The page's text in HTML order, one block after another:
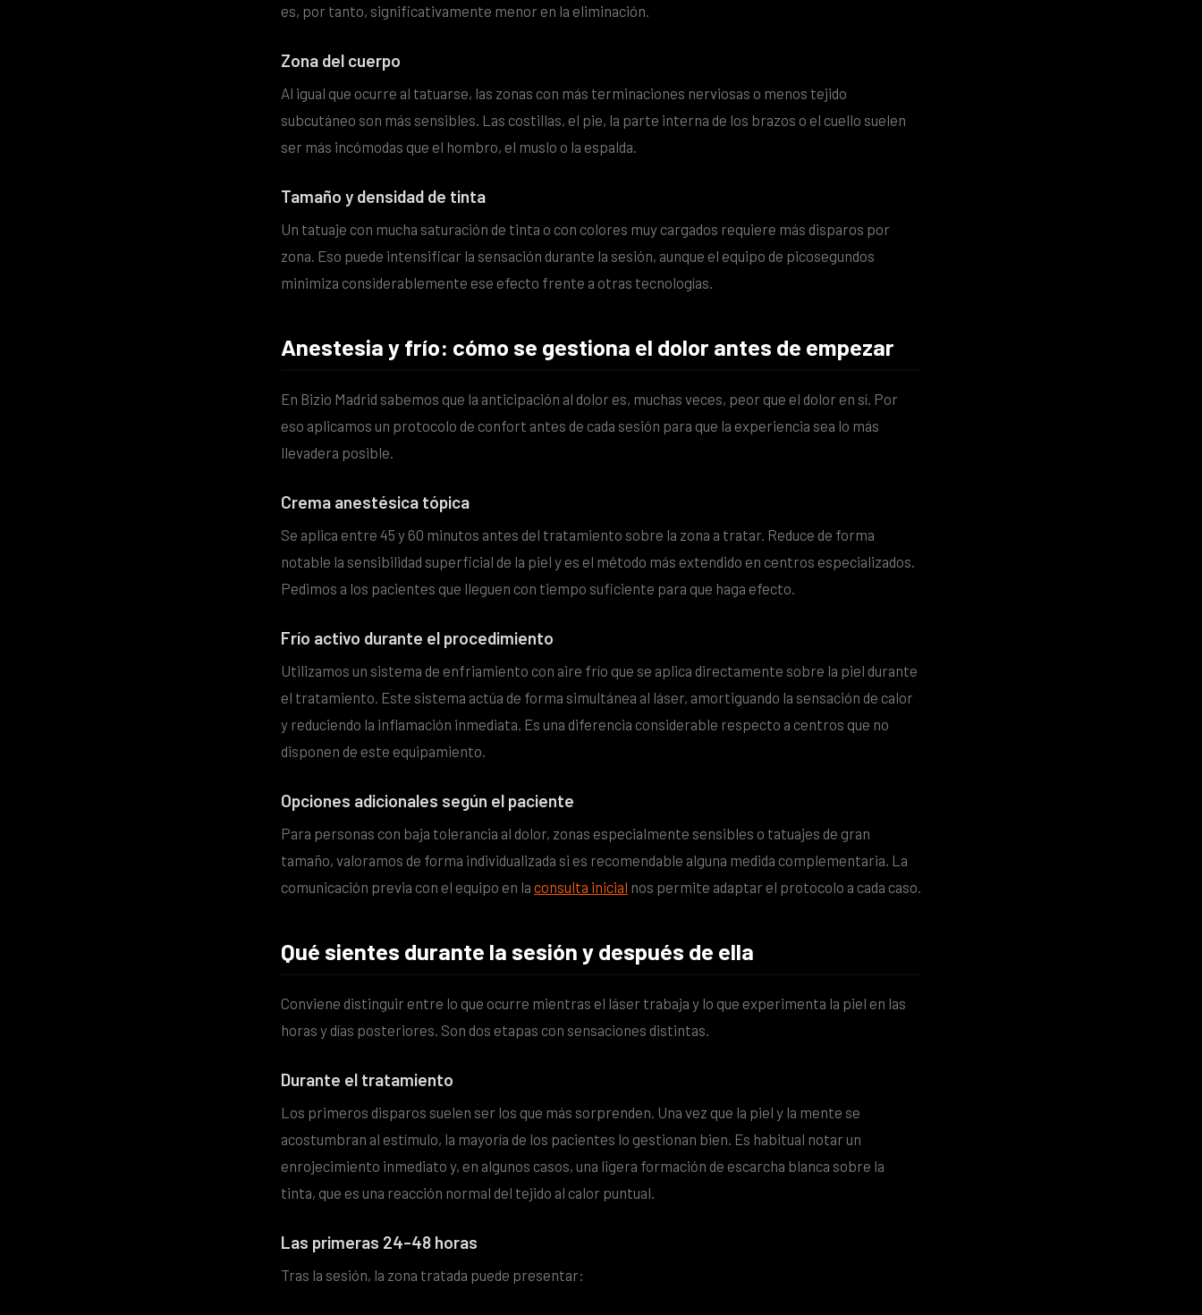
es, por tanto, significativamente menor en la eliminación.
Zona del cuerpo
Al igual que ocurre al tatuarse, las zonas con más terminaciones nerviosas o menos tejido
subcutáneo son más sensibles. Las costillas, el pie, la parte interna de los brazos o el cuello suelen
ser más incómodas que el hombro, el muslo o la espalda.
Tamaño y densidad de tinta
Un tatuaje con mucha saturación de tinta o con colores muy cargados requiere más disparos por
zona. Eso puede intensificar la sensación durante la sesión, aunque el equipo de picosegundos
minimiza considerablemente ese efecto frente a otras tecnologías.
Anestesia y frío: cómo se gestiona el dolor antes de empezar
En Bizio Madrid sabemos que la anticipación al dolor es, muchas veces, peor que el dolor en sí. Por
eso aplicamos un protocolo de confort antes de cada sesión para que la experiencia sea lo más
llevadera posible.
Crema anestésica tópica
Se aplica entre 45 y 60 minutos antes del tratamiento sobre la zona a tratar. Reduce de forma
notable la sensibilidad superficial de la piel y es el método más extendido en centros especializados.
Pedimos a los pacientes que lleguen con tiempo suficiente para que haga efecto.
Frío activo durante el procedimiento
Utilizamos un sistema de enfriamiento con aire frío que se aplica directamente sobre la piel durante
el tratamiento. Este sistema actúa de forma simultánea al láser, amortiguando la sensación de calor
y reduciendo la inflamación inmediata. Es una diferencia considerable respecto a centros que no
disponen de este equipamiento.
Opciones adicionales según el paciente
Para personas con baja tolerancia al dolor, zonas especialmente sensibles o tatuajes de gran
tamaño, valoramos de forma individualizada si es recomendable alguna medida complementaria. La
comunicación previa con el equipo en la consulta inicial nos permite adaptar el protocolo a cada caso.
Qué sientes durante la sesión y después de ella
Conviene distinguir entre lo que ocurre mientras el láser trabaja y lo que experimenta la piel en las
horas y días posteriores. Son dos etapas con sensaciones distintas.
Durante el tratamiento
Los primeros disparos suelen ser los que más sorprenden. Una vez que la piel y la mente se
acostumbran al estímulo, la mayoría de los pacientes lo gestionan bien. Es habitual notar un
enrojecimiento inmediato y, en algunos casos, una ligera formación de escarcha blanca sobre la
tinta, que es una reacción normal del tejido al calor puntual.
Las primeras 24-48 horas
Tras la sesión, la zona tratada puede presentar: